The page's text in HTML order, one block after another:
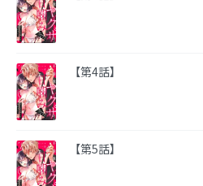
【第4話】
【第5話】